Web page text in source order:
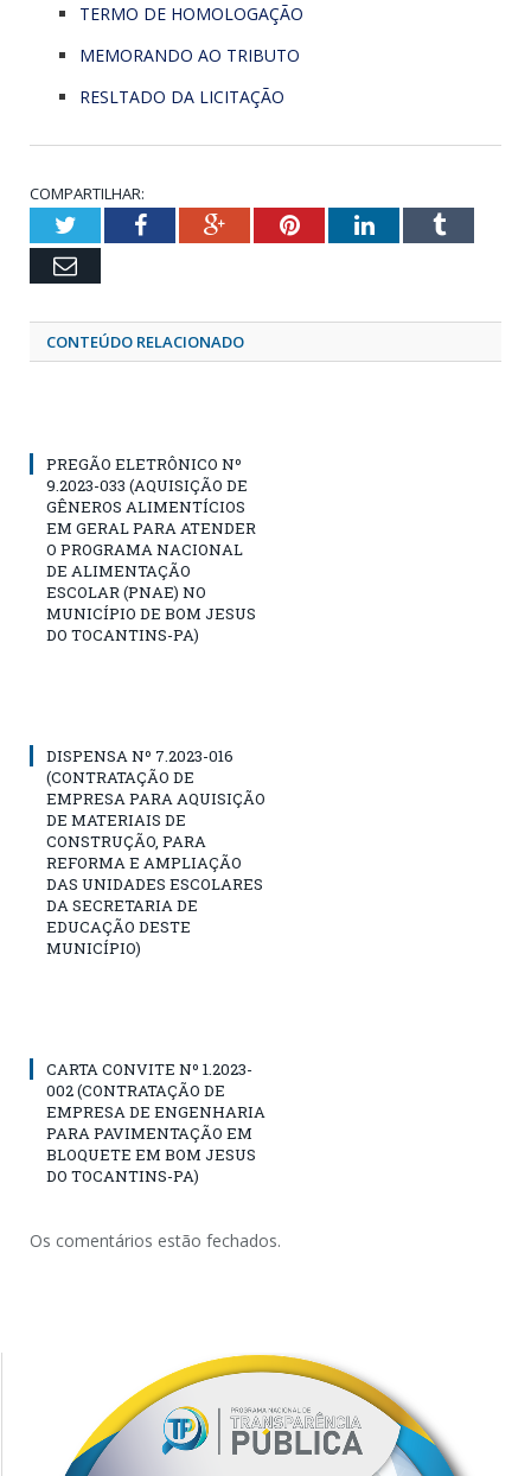
TERMO DE HOMOLOGAÇÃO
MEMORANDO AO TRIBUTO
RESLTADO DA LICITAÇÃO
COMPARTILHAR:
TwitterFacebookGoogle+PinterestLinkedInTumblr
Email
CONTEÚDO RELACIONADO
PREGÃO ELETRÔNICO Nº
9.2023-033 (AQUISIÇÃO DE
GÊNEROS ALIMENTÍCIOS
EM GERAL PARA ATENDER
O PROGRAMA NACIONAL
DE ALIMENTAÇÃO
ESCOLAR (PNAE) NO
MUNICÍPIO DE BOM JESUS
DO TOCANTINS-PA)
DISPENSA Nº 7.2023-016
(CONTRATAÇÃO DE
EMPRESA PARA AQUISIÇÃO
DE MATERIAIS DE
CONSTRUÇÃO, PARA
REFORMA E AMPLIAÇÃO
DAS UNIDADES ESCOLARES
DA SECRETARIA DE
EDUCAÇÃO DESTE
MUNICÍPIO)
CARTA CONVITE Nº 1.2023-
002 (CONTRATAÇÃO DE
EMPRESA DE ENGENHARIA
PARA PAVIMENTAÇÃO EM
BLOQUETE EM BOM JESUS
DO TOCANTINS-PA)
Os comentários estão fechados.